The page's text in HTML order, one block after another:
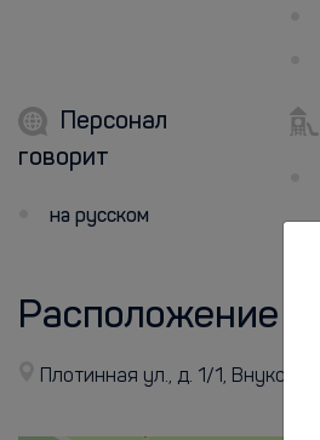
Персонал
говорит
на русском
Расположение
Плотинная ул., д. 1/1, Внуково